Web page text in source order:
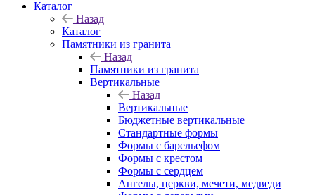
Каталог
Назад
Каталог
Памятники из гранита
Назад
Памятники из гранита
Вертикальные
Назад
Вертикальные
Бюджетные вертикальные
Стандартные формы
Формы с барельефом
Формы с крестом
Формы с сердцем
Ангелы, церкви, мечети, медведи